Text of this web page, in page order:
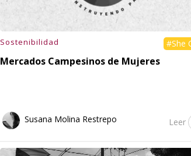
Sostenibilidad #She
Mercados Campesinos de Mujeres
Susana Molina Restrepo Leer